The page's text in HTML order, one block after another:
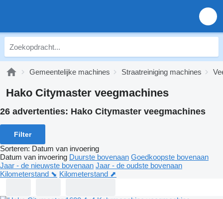
Gemeentelijke machines Straatreiniging machines
Hako Citymaster veegmachines
26 advertenties: Hako Citymaster veegmachines
Filter
Sorteren: Datum van invoering
Datum van invoering Duurste bovenaan Goedkoopste bovenaan
Jaar - de nieuwste bovenaan Jaar - de oudste bovenaan
Kilometerstand ⬊ Kilometerstand ⬈